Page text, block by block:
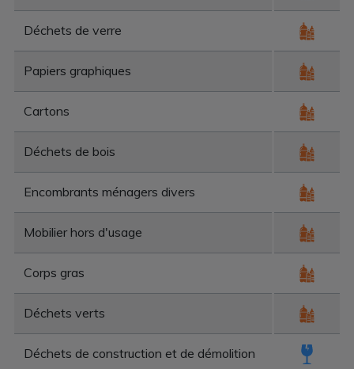
Déchets de verre
Papiers graphiques
Cartons
Déchets de bois
Encombrants ménagers divers
Mobilier hors d'usage
Corps gras
Déchets verts
Déchets de construction et de démolition